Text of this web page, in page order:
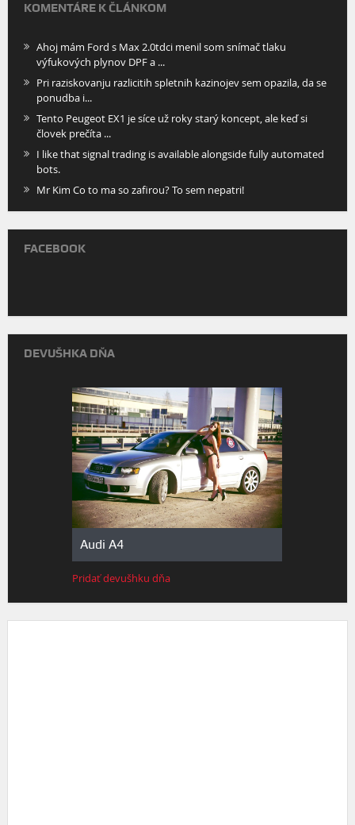
KOMENTÁRE K ČLÁNKOM
Ahoj mám Ford s Max 2.0tdci menil som snímač tlaku
výfukových plynov DPF a ...
Pri raziskovanju razlicitih spletnih kazinojev sem opazila, da se
ponudba i...
Tento Peugeot EX1 je síce už roky starý koncept, ale keď si
človek prečíta ...
I like that signal trading is available alongside fully automated
bots.
Mr Kim Co to ma so zafirou? To sem nepatri!
FACEBOOK
DEVUŠHKA DŇA
Audi A4
Pridať devušhku dňa